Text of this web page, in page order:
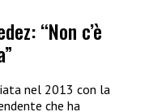
“Non c’è
nel 2013 con la
che ha